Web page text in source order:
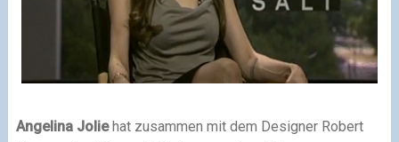
Angelina Joliehat zusammen mit dem Designer Robert